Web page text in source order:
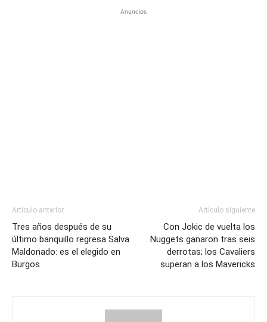
Anuncios
Artículo anterior
Tres años después de su
último banquillo regresa Salva
Maldonado: es el elegido en
Burgos
Artículo siguiente
Con Jokic de vuelta los
Nuggets ganaron tras seis
derrotas; los Cavaliers
superan a los Mavericks